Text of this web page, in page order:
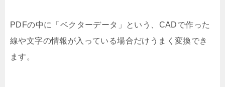
PDFの中に「ベクターデータ」という、CADで作った
線や文字の情報が入っている場合だけうまく変換でき
ます。